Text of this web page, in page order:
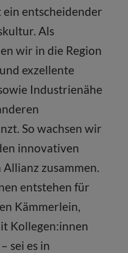
ein entscheidender
Als
wir in die Region
exzellente
Industrienähe
So wachsen wir
innovativen
zusammen.
entstehen für
Kämmerlein,
Kollegen:innen
sei es in